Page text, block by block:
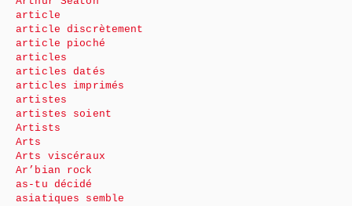
article
article discrètement
article pioché
articles
articles datés
articles imprimés
artistes
artistes soient
Artists
Arts
Arts viscéraux
Ar’bian rock
as-tu décidé
asiatiques semble